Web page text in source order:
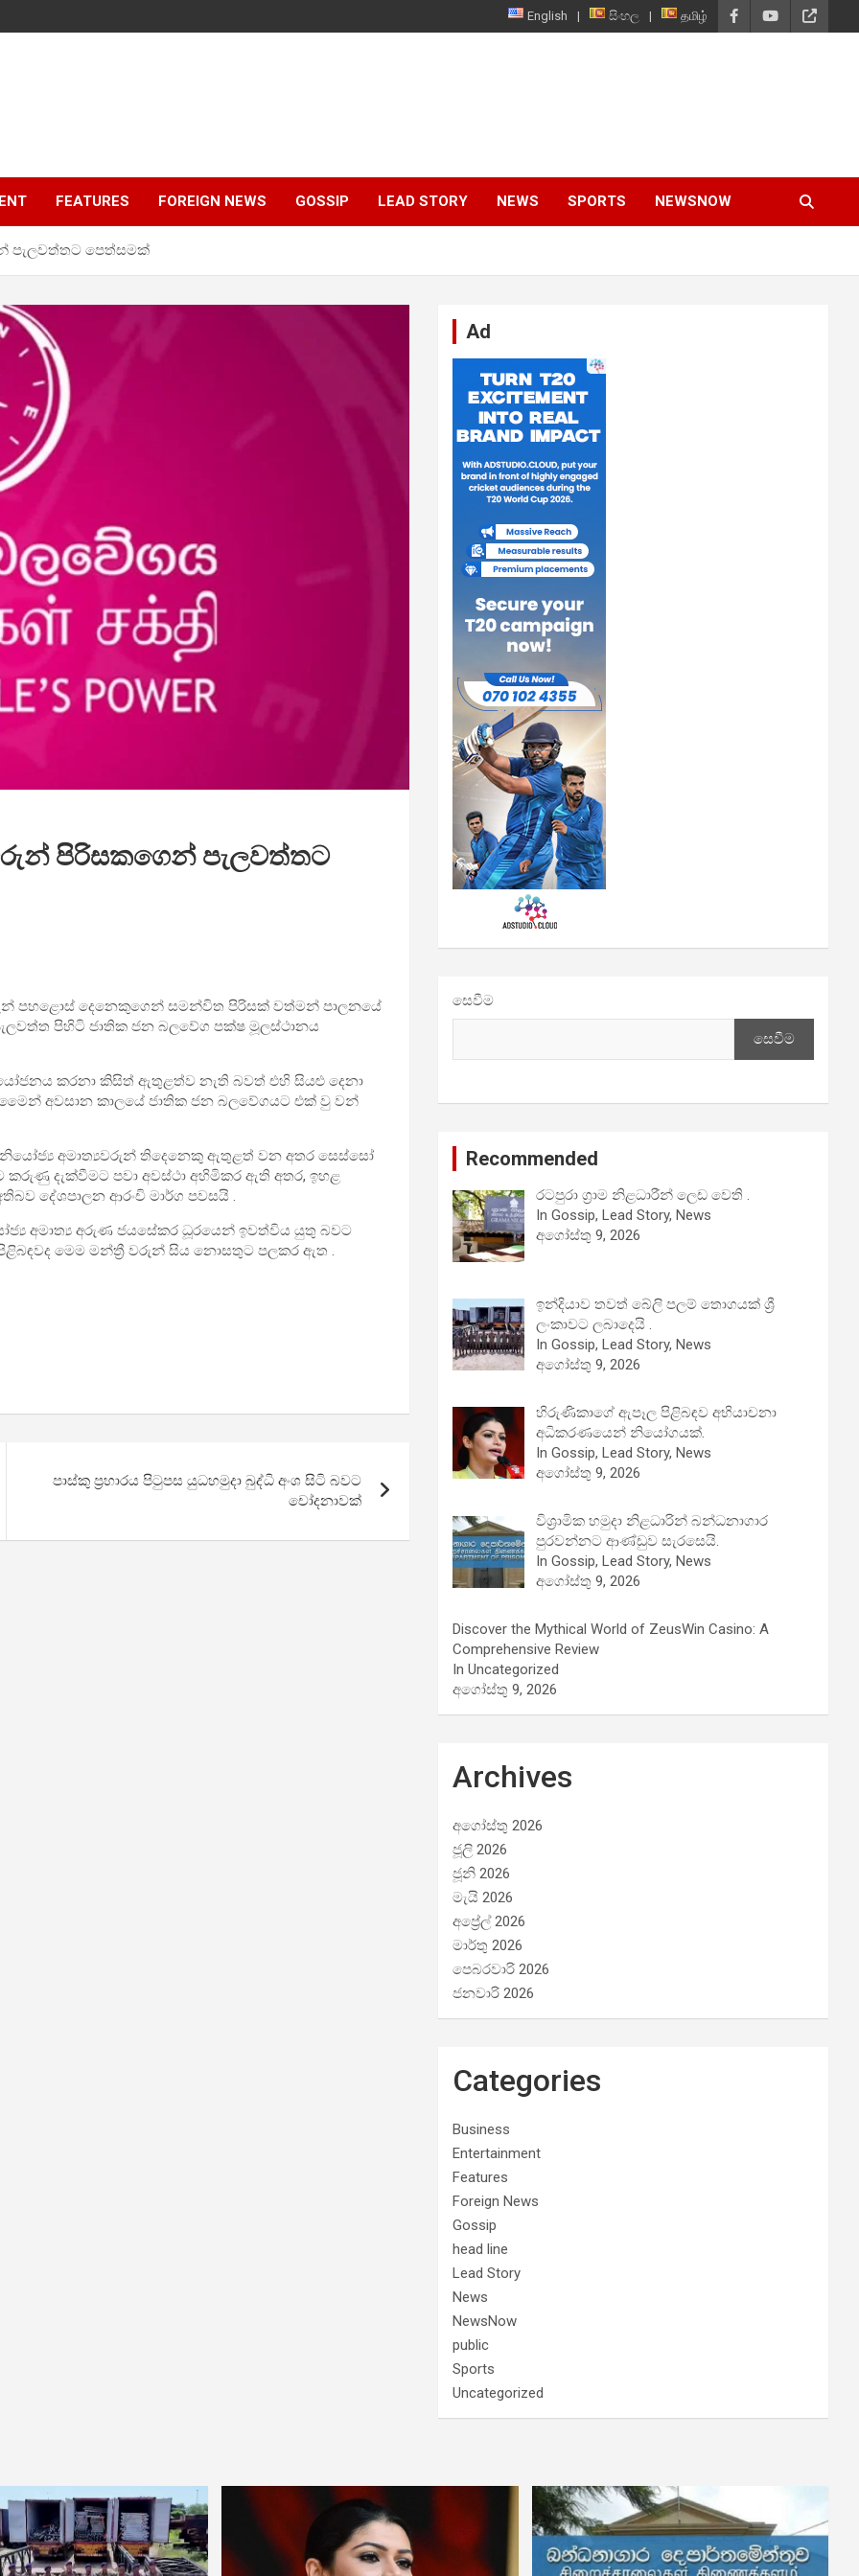
English සිංහල தமிழ்
FEATURES FOREIGN NEWS GOSSIP LEAD STORY NEWS SPORTS NEWSNOW
පෙත්සමක්
පිරිසකගෙන් පැලවත්තට
පහළොස් දෙනෙකුගෙන් සමන්විත පිරිසක් වත්මන් පාලනයේ
පිහිටි ජාතික ජන බලවේග පක්ෂ මූලස්ථානය
කරනා කිසිත් ඇතුළත්ව නැති බවත් එහි සියළු දෙනා
අවසාන කාලයේ ජාතික ජන බලවේගයට එක් වු වන්
නියෝජ්‍ය අමාත්‍යවරුන් තිදෙනෙකු ඇතුළත් වන අතර සෙස්සෝ
කරුණු දැක්වීමට පවා අවස්ථා අහිමිකර ඇති අතර, ඉහළ
දේශපාලන ආරංචි මාර්ග පවසයි .
අමාත්‍ය අරුණ ජයසේකර ධූ‍රයෙන් ඉවත්විය යුතු බවට
මෙම මන්ත්‍රී වරුන් සිය නොසතුට පලකර ඇත .
පාස්කු ප්‍රහාරය පිටුපස යුධහමුදා බුද්ධි අංශ සිටි බවට
චෝදනාවක්
Ad
සෙවීම
සෙවීම
Recommended
රටපුරා ග්‍රාම නිළධාරීන් ලෙඩ වෙති .
In Gossip, Lead Story, News
අගෝස්තු 9, 2026
ඉන්දියාව තවත් බේලි පලම් තොගයක් ශ්‍රී
ලංකාවට ලබාදෙයි .
In Gossip, Lead Story, News
අගෝස්තු 9, 2026
හිරුණිකාගේ ඇපෑල පිළිබඳව අභියාචනා
අධිකරණයෙන් නියෝගයක්.
In Gossip, Lead Story, News
අගෝස්තු 9, 2026
විශ්‍රාමික හමුදා නිළධාරින් බන්ධනාගාර
පුරවන්නට ආණ්ඩුව සැරසෙයි.
In Gossip, Lead Story, News
අගෝස්තු 9, 2026
Discover the Mythical World of ZeusWin Casino: A
Comprehensive Review
In Uncategorized
අගෝස්තු 9, 2026
Archives
අගෝස්තු 2026
ජූලි 2026
ජූනි 2026
මැයි 2026
අප්‍රේල් 2026
මාර්තු 2026
පෙබරවාරි 2026
ජනවාරි 2026
Categories
Business
Entertainment
Features
Foreign News
Gossip
head line
Lead Story
News
NewsNow
public
Sports
Uncategorized